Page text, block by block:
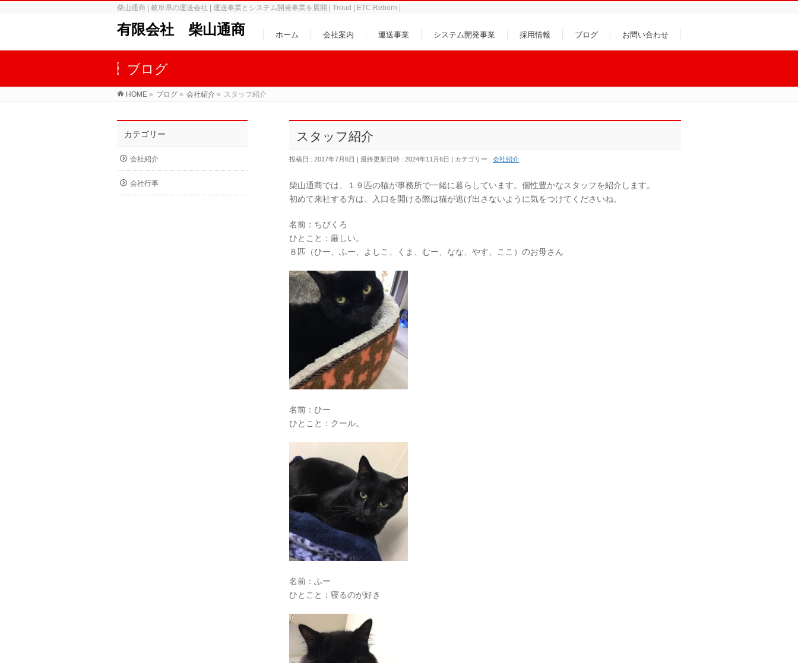
柴山通商 | 岐阜県の運送会社 | 運送事業とシステム開発事業を展開 | Troud | ETC Reborn |
有限会社 柴山通商 ホーム 会社案内 運送事業 システム開発事業 採用情報 ブログ お問い合わせ
ブログ
HOME » ブログ » 会社紹介 » スタッフ紹介
スタッフ紹介
投稿日 : 2017年7月6日 最終更新日時 : 2024年11月6日 カテゴリー : 会社紹介
柴山通商では、１９匹の猫が事務所で一緒に暮らしています。個性豊かなスタッフを紹介します。
初めて来社する方は、入口を開ける際は猫が逃げ出さないように気をつけてくださいね。
名前：ちびくろ
ひとこと：厳しい。
８匹（ひー、ふー、よしこ、くま、むー、なな、やす、ここ）のお母さん
名前：ひー
ひとこと：クール。
名前：ふー
ひとこと：寝るのが好き
カテゴリー
会社紹介
会社行事